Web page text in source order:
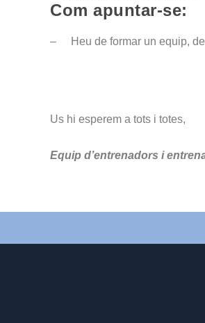
Com apuntar-se:
– Heu de formar un equip,
Us hi esperem a tots i totes,
Equip d’entrenadors i